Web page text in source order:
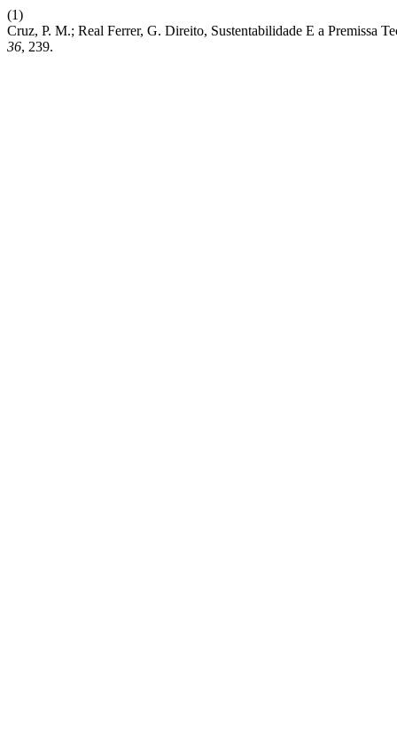
(1)
Cruz, P. M.; Real Ferrer, G. Direito, Sustentabilidade E a Premissa
36, 239.